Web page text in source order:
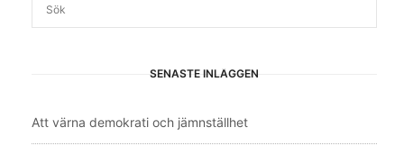
SENASTE INLÄGGEN
Att värna demokrati och jämnställhet